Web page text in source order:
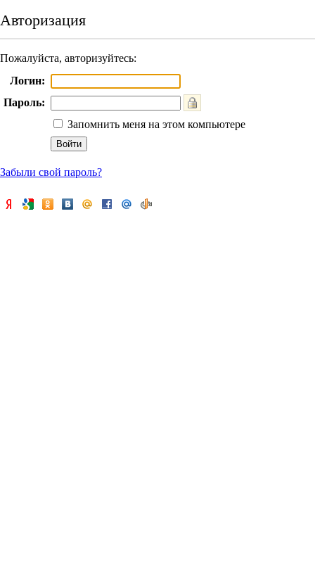
Авторизация
Пожалуйста, авторизуйтесь:
Логин:
Пароль:
Запомнить меня на этом компьютере
Забыли свой пароль?